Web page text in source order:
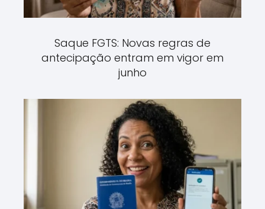
Saque FGTS: Novas regras de
antecipação entram em vigor em
junho